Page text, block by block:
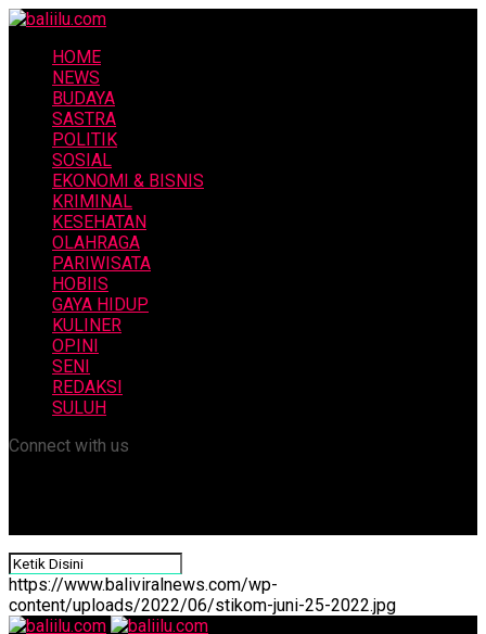
HOME
NEWS
BUDAYA
SASTRA
POLITIK
SOSIAL
EKONOMI & BISNIS
KRIMINAL
KESEHATAN
OLAHRAGA
PARIWISATA
HOBIIS
GAYA HIDUP
KULINER
OPINI
SENI
REDAKSI
SULUH
Connect with us
https://www.baliviralnews.com/wp-
content/uploads/2022/06/stikom-juni-25-2022.jpg